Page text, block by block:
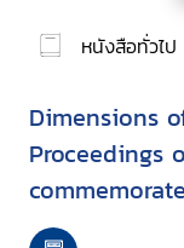
หนังสือทั่วไป
Dimensions
Proceedings
United